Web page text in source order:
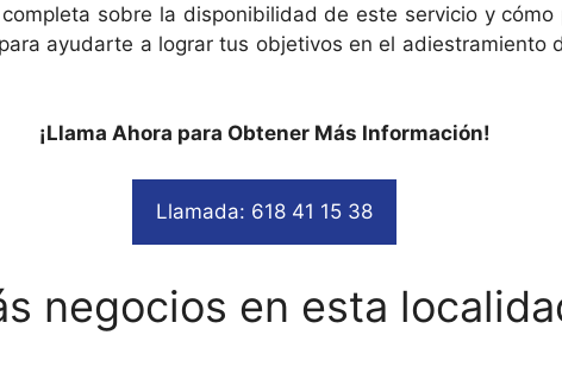
sobre la disponibilidad de este servicio y
ayudarte a lograr tus objetivos en el adiestramiento
¡Llama Ahora para Obtener Más Información!
Llamada: 618 41 15 38
negocios en esta